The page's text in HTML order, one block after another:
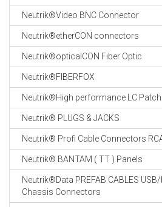
KOPER KABEL
OP ROL
OCC OPTICAL
FIBER
GE-
19" RACKS
EN
TOEBEHOREN
CABLE
Neutrik®Video BNC Connector
Neutrik®etherCON connectors
Neutrik®opticalCON Fiber Optic
Neutrik®FIBERFOX
Neutrik®High performance LC Patch
Neutrik® PLUGS & JACKS
Neutrik® Profi Cable Connectors
Neutrik® BANTAM ( TT ) Panels
Neutrik®Data PREFAB CABLES
Chassis Connectors